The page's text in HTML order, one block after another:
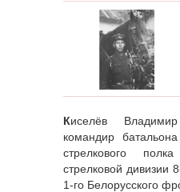
Киселёв
командир
стрелкового
стрелковой дивизии
1-го Белорусского